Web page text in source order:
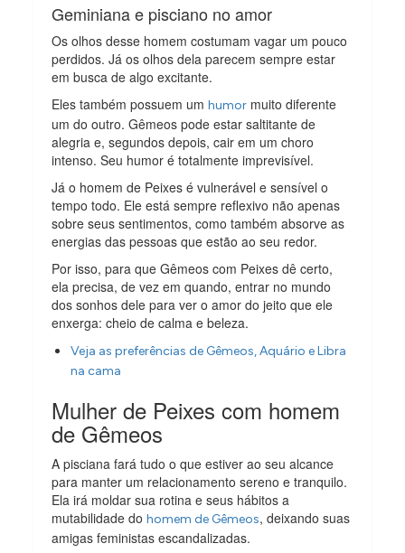
Geminiana e pisciano no amor
Os olhos desse homem costumam vagar um pouco
perdidos. Já os olhos dela parecem sempre estar
em busca de algo excitante.
Eles também possuem umhumor muito diferente
um do outro. Gêmeos pode estar saltitante de
alegria e, segundos depois, cair em um choro
intenso. Seu humor é totalmente imprevisível.
Já o homem de Peixes é vulnerável e sensível o
tempo todo. Ele está sempre reflexivo não apenas
sobre seus sentimentos, como também absorve as
energias das pessoas que estão ao seu redor.
Por isso, para que Gêmeos com Peixes dê certo,
ela precisa, de vez em quando, entrar no mundo
dos sonhos dele para ver o amor do jeito que ele
enxerga: cheio de calma e beleza.
Veja as preferências de Gêmeos, Aquário e Libra
na cama
Mulher de Peixes com homem
de Gêmeos
A pisciana fará tudo o que estiver ao seu alcance
para manter um relacionamento sereno e tranquilo.
Ela irá moldar sua rotina e seus hábitos a
mutabilidade dohomem de Gêmeos, deixando suas
amigas feministas escandalizadas.